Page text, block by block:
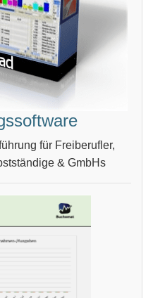
für Freiberufler,
& GmbHs